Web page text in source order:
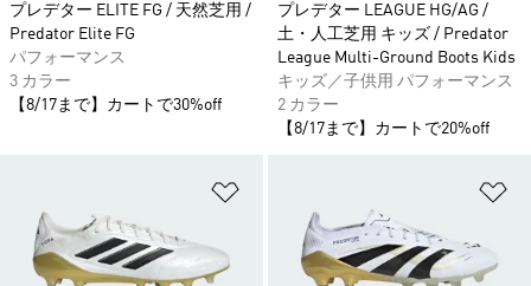
プレデター ELITE FG / 天然芝用 /
Predator Elite FG
パフォーマンス
3 カラー
【8/17まで】カートで30%off
プレデター LEAGUE HG/AG /
土・人工芝用 キッズ / Predator
League Multi-Ground Boots Kids
キッズ／子供用 パフォーマンス
2 カラー
【8/17まで】カートで20%off